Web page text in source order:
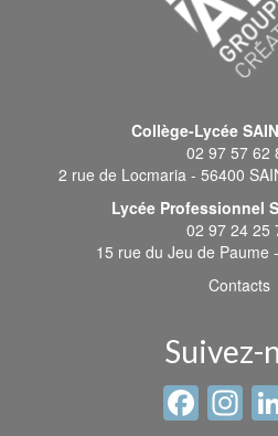
Collège-Lycée
02 97 57 62
2 rue de Locmaria - 56400
Lycée Professionnel
02 97 24 25
15 rue du Jeu de Paume
Contacts
Suivez-